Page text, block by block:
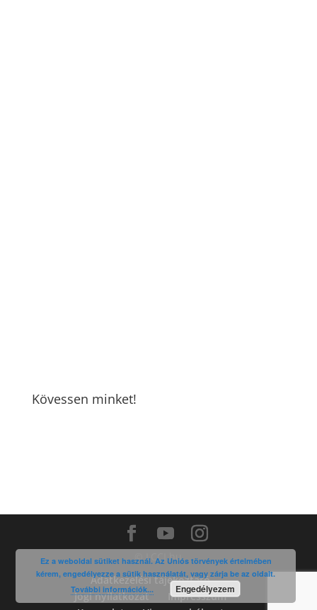
Kövessen minket!
© LCCI.hu
Adatkezelési tájékoztató
Jogi nyilatkozat
Impresszum
Ez a weboldal sütiket használ. Az Uniós törvények értelmében
kérem, engedélyezze a sütik használatát, vagy zárja be az oldalt.
További információk...
Engedélyezem